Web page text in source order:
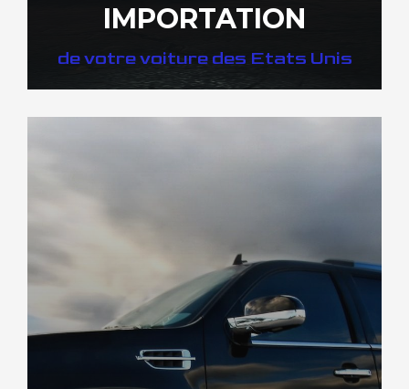
IMPORTATION
de votre voiture des Etats Unis